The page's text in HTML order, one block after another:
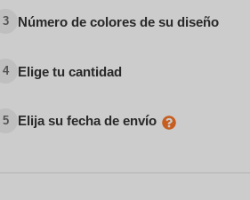
3 Número de colores de su diseño
4 Elige tu cantidad
5 Elija su fecha de envío